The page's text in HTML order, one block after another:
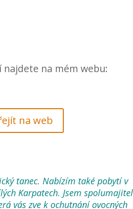
najdete na mém webu:
na web
tanec. Nabízím také pobytí v
Karpatech. Jsem
vás zve k ochutnání ovocných